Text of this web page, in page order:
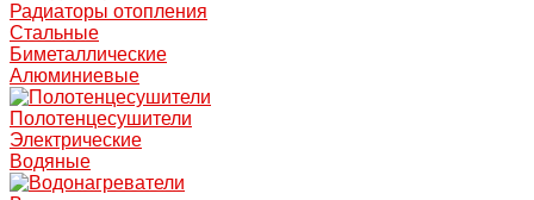
Радиаторы отопления
Стальные
Биметаллические
Алюминиевые
Полотенцесушители
Электрические
Водяные